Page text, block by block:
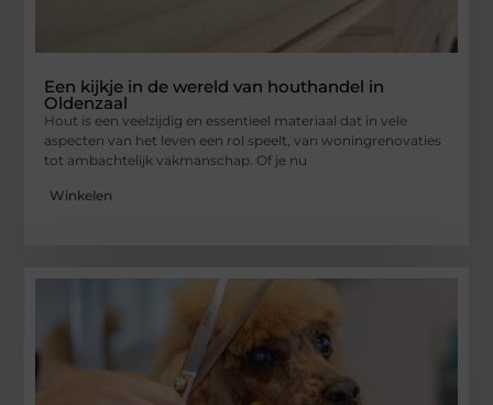
Een kijkje in de wereld van houthandel in
Oldenzaal
Hout is een veelzijdig en essentieel materiaal dat in vele
aspecten van het leven een rol speelt, van woningrenovaties
tot ambachtelijk vakmanschap. Of je nu
Winkelen